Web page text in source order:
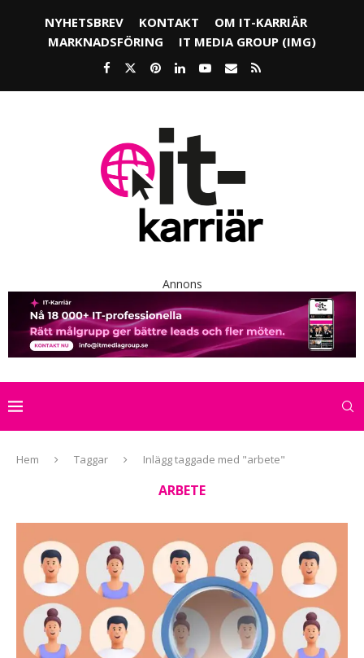
NYHETSBREV KONTAKT
OM IT-KARRIÄR
MARKNADSFÖRING
IT MEDIA GROUP (IMG)
Annons
Hem Taggar Inlägg taggade med "arbete"
ARBETE